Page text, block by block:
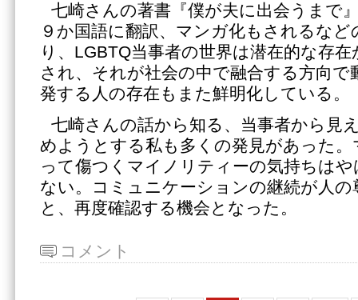
七崎さんの著書『僕が夫に出会うまで
９か国語に翻訳、マンガ化もされるな
り、LGBTQ当事者の世界は潜在的な存
され、それが社会の中で融合する方向で
発する人の存在もまた鮮明化している。
七崎さんの話から知る、当事者から見
めようとする私も多くの発見があった
って傷つくマイノリティーの気持ちは
ない。コミュニケーションの継続が人
と、再度確認する機会となった。
コメント